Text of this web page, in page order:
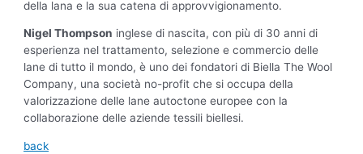
della lana e la sua catena di approvvigionamento.
Nigel Thompson inglese di nascita, con più di 30 anni di
esperienza nel trattamento, selezione e commercio delle
lane di tutto il mondo, è uno dei fondatori di Biella The Wool
Company, una società no-profit che si occupa della
valorizzazione delle lane autoctone europee con la
collaborazione delle aziende tessili biellesi.
back